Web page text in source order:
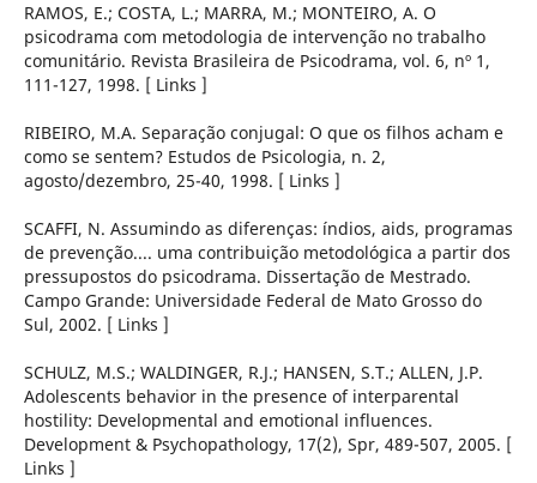
RAMOS, E.; COSTA, L.; MARRA, M.; MONTEIRO, A. O
psicodrama com metodologia de intervenção no trabalho
comunitário. Revista Brasileira de Psicodrama, vol. 6, nº 1,
111-127, 1998. [ Links ]
RIBEIRO, M.A. Separação conjugal: O que os filhos acham e
como se sentem? Estudos de Psicologia, n. 2,
agosto/dezembro, 25-40, 1998. [ Links ]
SCAFFI, N. Assumindo as diferenças: índios, aids, programas
de prevenção.... uma contribuição metodológica a partir dos
pressupostos do psicodrama. Dissertação de Mestrado.
Campo Grande: Universidade Federal de Mato Grosso do
Sul, 2002. [ Links ]
SCHULZ, M.S.; WALDINGER, R.J.; HANSEN, S.T.; ALLEN, J.P.
Adolescents behavior in the presence of interparental
hostility: Developmental and emotional influences.
Development & Psychopathology, 17(2), Spr, 489-507, 2005. [
Links ]